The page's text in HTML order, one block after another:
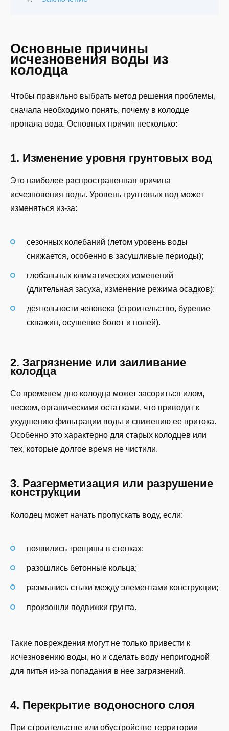
Основные причины
исчезновения воды из
колодца
Чтобы правильно выбрать метод решения проблемы,
сначала необходимо понять, почему в колодце
пропала вода. Основных причин несколько:
1. Изменение уровня грунтовых вод
Это наиболее распространенная причина
исчезновения воды. Уровень грунтовых вод может
изменяться из-за:
сезонных колебаний (летом уровень воды
снижается, особенно в засушливые периоды);
глобальных климатических изменений
(длительная засуха, изменение режима осадков);
деятельности человека (строительство, бурение
скважин, осушение болот и полей).
2. Загрязнение или заиливание
колодца
Со временем дно колодца может засориться илом,
песком, органическими остатками, что приводит к
ухудшению фильтрации воды и снижению ее притока.
Особенно это характерно для старых колодцев или
тех, которые долгое время не чистили.
3. Разгерметизация или разрушение
конструкции
Колодец может начать пропускать воду, если:
появились трещины в стенках;
разошлись бетонные кольца;
размылись стыки между элементами конструкции;
произошли подвижки грунта.
Такие повреждения могут не только привести к
исчезновению воды, но и сделать воду непригодной
для питья из-за попадания в нее загрязнений.
4. Перекрытие водоносного слоя
При строительстве или обустройстве территории